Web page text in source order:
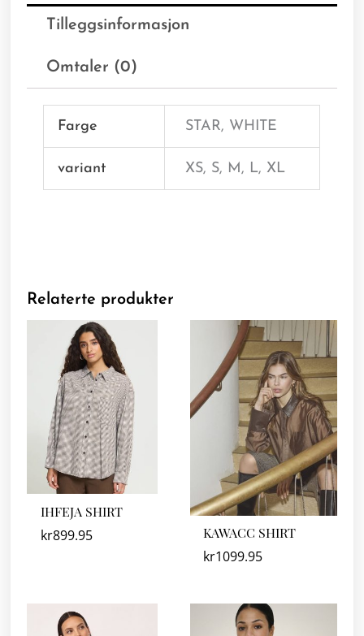
Tilleggsinformasjon
Omtaler (0)
Farge STAR, WHITE
variant XS, S, M, L, XL
Relaterte produkter
IHFEJA SHIRT
kr899.95 KAWACC SHIRT
kr1099.95